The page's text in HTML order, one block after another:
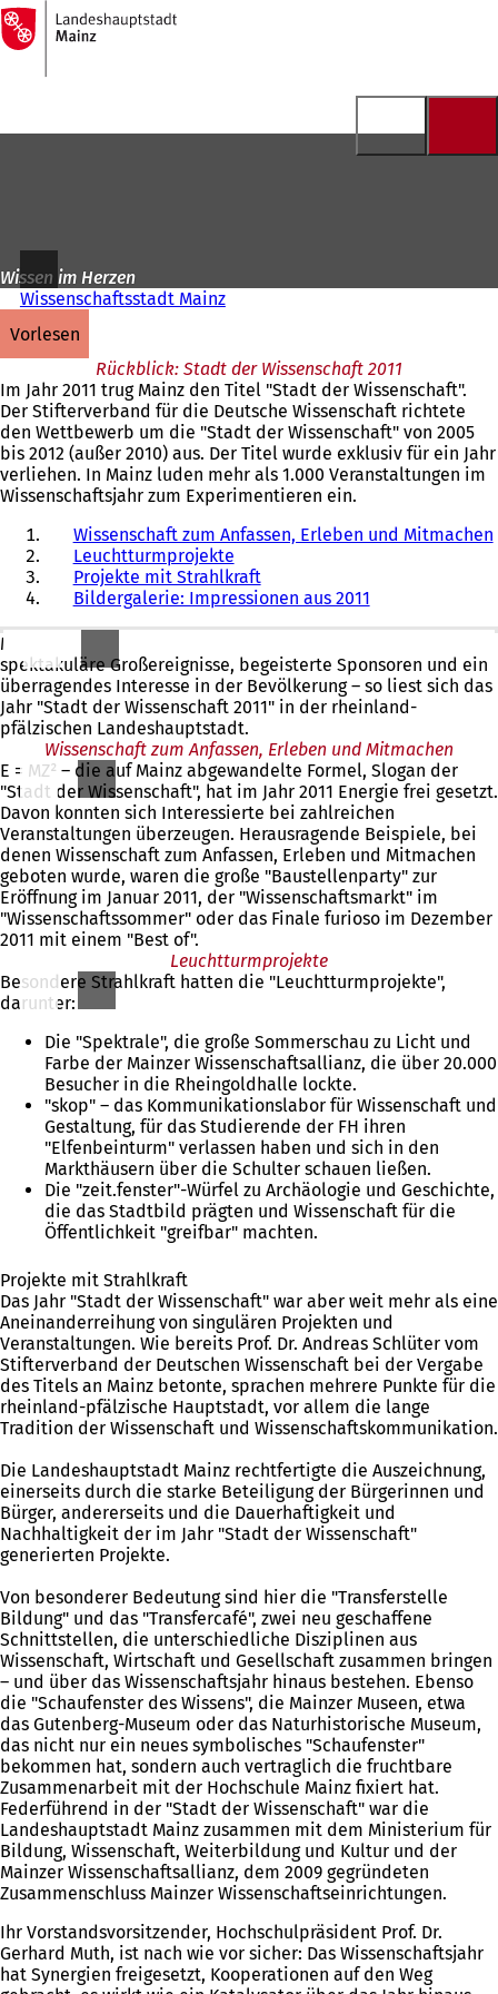
Inhalt anspringen
Zur
Startseite
Wissen im Herzen
Wissenschaftsstadt Mainz
vorlesen
Rückblick: Stadt der Wissenschaft 2011
Im Jahr 2011 trug Mainz den Titel "Stadt der Wissenschaft".
Der Stifterverband für die Deutsche Wissenschaft richtete
den Wettbewerb um die "Stadt der Wissenschaft" von 2005
bis 2012 (außer 2010) aus. Der Titel wurde exklusiv für ein Jahr
verliehen. In Mainz luden mehr als 1.000 Veranstaltungen im
Wissenschaftsjahr zum Experimentieren ein.
Wissenschaft zum Anfassen, Erleben und Mitmachen
Leuchtturmprojekte
Projekte mit Strahlkraft
Bildergalerie: Impressionen aus 2011
Mehr als 300 Projekte und 1000 Einzelveranstaltungen,
spektakuläre Großereignisse, begeisterte Sponsoren und ein
überragendes Interesse in der Bevölkerung – so liest sich das
Jahr "Stadt der Wissenschaft 2011" in der rheinland-
pfälzischen Landeshauptstadt.
Wissenschaft zum Anfassen, Erleben und Mitmachen
E = MZ² – die auf Mainz abgewandelte Formel, Slogan der
"Stadt der Wissenschaft", hat im Jahr 2011 Energie frei gesetzt.
Davon konnten sich Interessierte bei zahlreichen
Veranstaltungen überzeugen. Herausragende Beispiele, bei
denen Wissenschaft zum Anfassen, Erleben und Mitmachen
geboten wurde, waren die große "Baustellenparty" zur
Eröffnung im Januar 2011, der "Wissenschaftsmarkt" im
"Wissenschaftssommer" oder das Finale furioso im Dezember
2011 mit einem "Best of".
Leuchtturmprojekte
Besondere Strahlkraft hatten die "Leuchtturmprojekte",
darunter:
Die "Spektrale", die große Sommerschau zu Licht und
Farbe der Mainzer Wissenschaftsallianz, die über 20.000
Besucher in die Rheingoldhalle lockte.
"skop" – das Kommunikationslabor für Wissenschaft und
Gestaltung, für das Studierende der FH ihren
"Elfenbeinturm" verlassen haben und sich in den
Markthäusern über die Schulter schauen ließen.
Die "zeit.fenster"-Würfel zu Archäologie und Geschichte,
die das Stadtbild prägten und Wissenschaft für die
Öffentlichkeit "greifbar" machten.
Projekte mit Strahlkraft
Das Jahr "Stadt der Wissenschaft" war aber weit mehr als eine
Aneinanderreihung von singulären Projekten und
Veranstaltungen. Wie bereits Prof. Dr. Andreas Schlüter vom
Stifterverband der Deutschen Wissenschaft bei der Vergabe
des Titels an Mainz betonte, sprachen mehrere Punkte für die
rheinland-pfälzische Hauptstadt, vor allem die lange
Tradition der Wissenschaft und Wissenschaftskommunikation.
Die Landeshauptstadt Mainz rechtfertigte die Auszeichnung,
einerseits durch die starke Beteiligung der Bürgerinnen und
Bürger, andererseits und die Dauerhaftigkeit und
Nachhaltigkeit der im Jahr "Stadt der Wissenschaft"
generierten Projekte.
Von besonderer Bedeutung sind hier die "Transferstelle
Bildung" und das "Transfercafé", zwei neu geschaffene
Schnittstellen, die unterschiedliche Disziplinen aus
Wissenschaft, Wirtschaft und Gesellschaft zusammen bringen
– und über das Wissenschaftsjahr hinaus bestehen. Ebenso
die "Schaufenster des Wissens", die Mainzer Museen, etwa
das Gutenberg-Museum oder das Naturhistorische Museum,
das nicht nur ein neues symbolisches "Schaufenster"
bekommen hat, sondern auch vertraglich die fruchtbare
Zusammenarbeit mit der Hochschule Mainz fixiert hat.
Federführend in der "Stadt der Wissenschaft" war die
Landeshauptstadt Mainz zusammen mit dem Ministerium für
Bildung, Wissenschaft, Weiterbildung und Kultur und der
Mainzer Wissenschaftsallianz, dem 2009 gegründeten
Zusammenschluss Mainzer Wissenschaftseinrichtungen.
Ihr Vorstandsvorsitzender, Hochschulpräsident Prof. Dr.
Gerhard Muth, ist nach wie vor sicher: Das Wissenschaftsjahr
hat Synergien freigesetzt, Kooperationen auf den Weg